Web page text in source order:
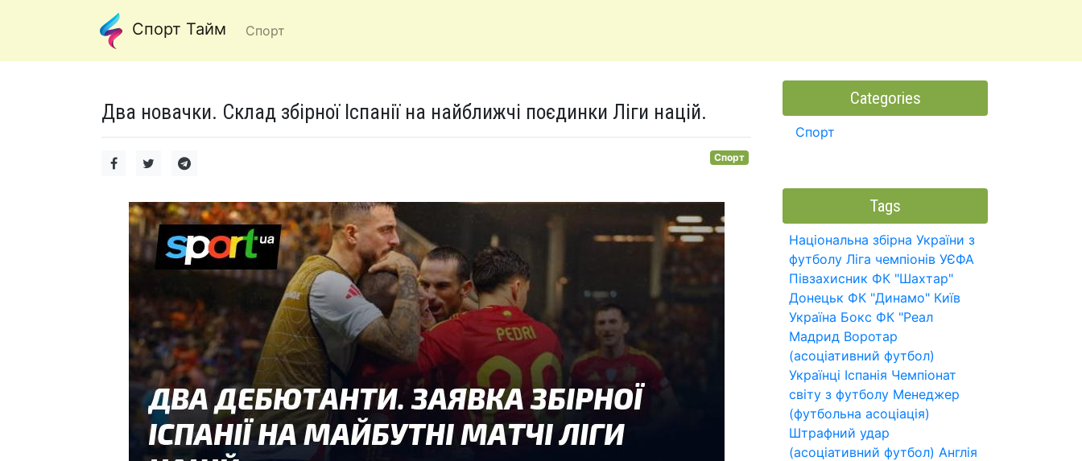
Спорт Тайм Спорт
Два новачки. Склад збірної Іспанії на найближчі поєдинки Ліги націй.
Спорт
Categories
Спорт
Tags
Національна збірна України з
футболу Ліга чемпіонів УЄФА
Півзахисник ФК "Шахтар"
Донецьк ФК "Динамо" Київ
Україна Бокс ФК "Реал
Мадрид Воротар
(асоціативний футбол)
Українці Іспанія Чемпіонат
світу з футболу Менеджер
(футбольна асоціація)
Штрафний удар
(асоціативний футбол) Англія